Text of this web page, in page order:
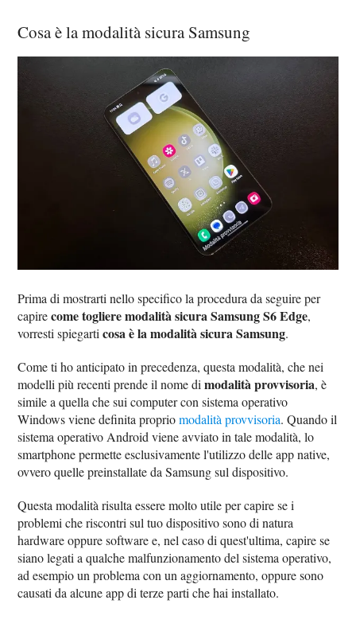
Cosa è la modalità sicura Samsung
Prima di mostrarti nello specifico la procedura da seguire per
capirecome togliere modalità sicura Samsung S6 Edge,
vorresti spiegarticosa è la modalità sicura Samsung.
Come ti ho anticipato in precedenza, questa modalità, che nei
modelli più recenti prende il nome dimodalità provvisoria, è
simile a quella che sui computer con sistema operativo
Windows viene definita propriomodalità provvisoria. Quando il
sistema operativo Android viene avviato in tale modalità, lo
smartphone permette esclusivamente l'utilizzo delle app native,
ovvero quelle preinstallate da Samsung sul dispositivo.
Questa modalità risulta essere molto utile per capire se i
problemi che riscontri sul tuo dispositivo sono di natura
hardware oppure software e, nel caso di quest'ultima, capire se
siano legati a qualche malfunzionamento del sistema operativo,
ad esempio un problema con un aggiornamento, oppure sono
causati da alcune app di terze parti che hai installato.